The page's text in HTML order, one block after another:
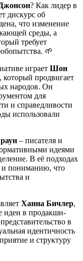
? Как лидер в
дискурс об
что изменение
среды, а
требует
🌱
играет Шон
который продвигает
народов. Он
для
и справедливости
использовали
– писателя и
идеями
В её подходах
и пониманию, что
и
Ханна Бичлер,
идеи в продакшн-
в
идентичность
и структуру